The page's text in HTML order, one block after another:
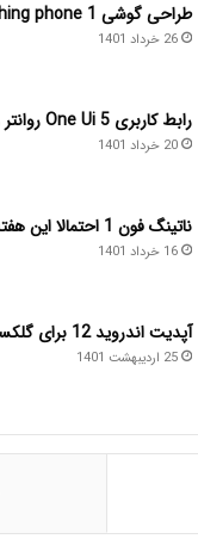
طراحی گوشی Nothing phone 1 فاش شد
26 خرداد 1401
رابط کاربری One Ui 5 روانتر و یکپارچه تر می‌شود
20 خرداد 1401
ناتینگ فون 1 احتمالا این هفته معرفی می‌شود
16 خرداد 1401
آپدیت اندروید 12 برای گلکسی M22 منتشر شد
25 اردیبهشت 1401